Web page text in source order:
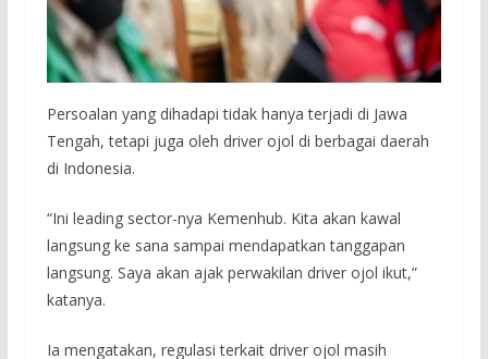
Persoalan yang dihadapi tidak hanya terjadi di Jawa
Tengah, tetapi juga oleh driver ojol di berbagai daerah
di Indonesia.
“Ini leading sector-nya Kemenhub. Kita akan kawal
langsung ke sana sampai mendapatkan tanggapan
langsung. Saya akan ajak perwakilan driver ojol ikut,”
katanya.
Ia mengatakan, regulasi terkait driver ojol masih